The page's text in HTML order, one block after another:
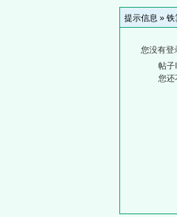
提示信息 » 铁
您没有登
帖子
您还